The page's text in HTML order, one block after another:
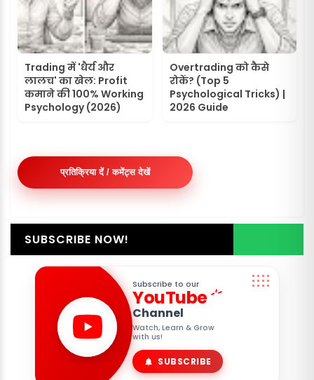
Trading में 'धैर्य और
लालच' का खेल: Profit
कमाने की 100% Working
Psychology (2026)
Overtrading को कैसे
रोकें? (Top 5
Psychological Tricks) |
2026 Guide
प्रतिक्रिया दें / कमेंट्स देखें
SUBSCRIBE NOW!
Subscribe to our
YouTube
Channel
Watch, Learn & Grow
with us!
SUBSCRIBE